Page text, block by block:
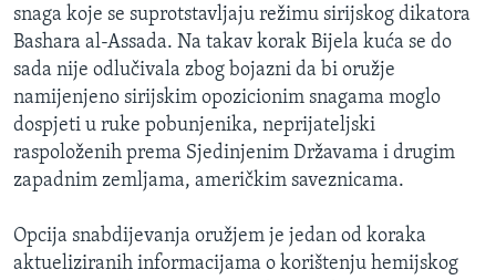
snaga koje se suprotstavljaju režimu sirijskog dikatora
Bashara al-Assada. Na takav korak Bijela kuća se do
sada nije odlučivala zbog bojazni da bi oružje
namijenjeno sirijskim opozicionim snagama moglo
dospjeti u ruke pobunjenika, neprijateljski
raspoloženih prema Sjedinjenim Državama i drugim
zapadnim zemljama, američkim saveznicama.
Opcija snabdijevanja oružjem je jedan od koraka
aktueliziranih informacijama o korištenju hemijskog